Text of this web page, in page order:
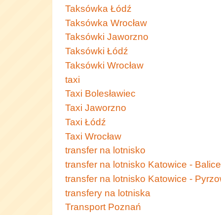
Taksówka Łódź
Taksówka Wrocław
Taksówki Jaworzno
Taksówki Łódź
Taksówki Wrocław
taxi
Taxi Bolesławiec
Taxi Jaworzno
Taxi Łódź
Taxi Wrocław
transfer na lotnisko
transfer na lotnisko Katowice - Balice
transfer na lotnisko Katowice -
transfery na lotniska
Transport Poznań